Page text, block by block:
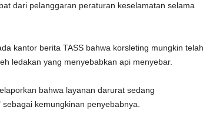
dari pelanggaran peraturan keselamatan selama
kantor berita TASS bahwa korsleting mungkin telah
ledakan yang menyebabkan api menyebar.
bahwa layanan darurat sedang
kemungkinan penyebabnya.